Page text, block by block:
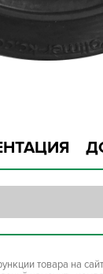
товара на